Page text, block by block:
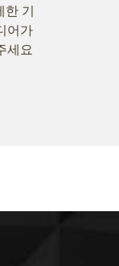
한 기
어가
세요